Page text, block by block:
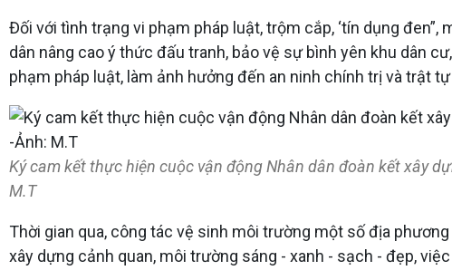
Đối với tình trạng vi phạm pháp luật, trộm cắp, ‘tín dụng
dân nâng cao ý thức đấu tranh, bảo vệ sự bình yên khu dân
phạm pháp luật, làm ảnh hưởng đến an ninh chính trị và trật tự
Ký cam kết thực hiện cuộc vận động Nhân dân đoàn kết xây
M.T
Thời gian qua, công tác vệ sinh môi trường một số địa
xây dựng cảnh quan, môi trường sáng - xanh - sạch - đẹp,